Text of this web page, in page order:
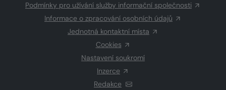
Podmínky pro užívání služby informační společnosti
Informace o zpracování osobních údajů
Jednotná kontaktní místa
Cookies
Nastavení soukromí
Inzerce
Redakce